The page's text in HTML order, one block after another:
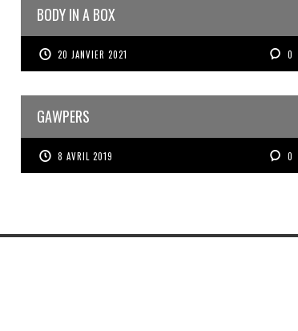
BODY IN A BOX
20 JANVIER 2021 0
GAWPERS
8 AVRIL 2019 0